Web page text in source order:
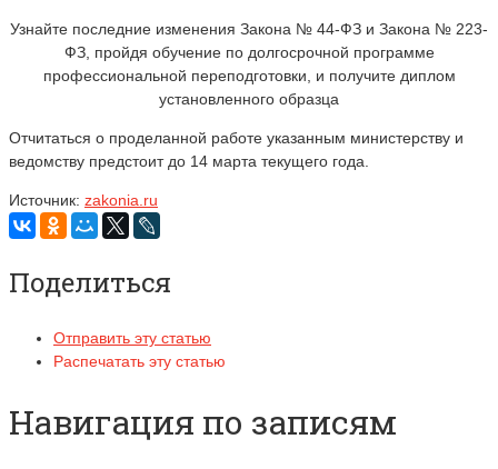
Узнайте последние изменения Закона № 44-ФЗ и Закона № 223-
ФЗ, пройдя обучение по долгосрочной программе
профессиональной переподготовки, и получите диплом
установленного образца
Отчитаться о проделанной работе указанным министерству и
ведомству предстоит до 14 марта текущего года.
Источник: zakonia.ru
Поделиться
Отправить эту статью
Распечатать эту статью
Навигация по записям